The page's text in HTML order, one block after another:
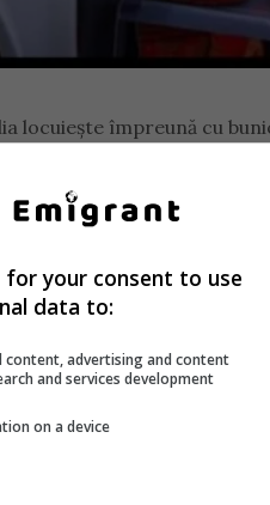
locuiește împreună cu
liniștită, oameni
au un băiețel mai mic. Știu
la ei, vedeam mereu
persoană care să-i lase
iar bunicii sunt
în România și a-și conduce
for your consent to use
data to:
content, advertising and content
and services development
on a device